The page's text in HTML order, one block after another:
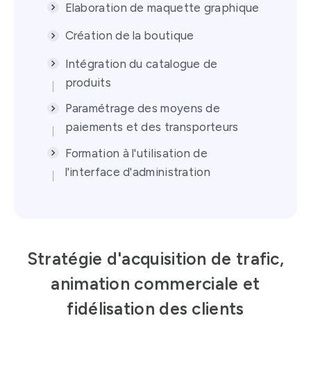
Elaboration de maquette graphique
Création de la boutique
Intégration du catalogue de
produits
Paramétrage des moyens de
paiements et des transporteurs
Formation à l'utilisation de
l'interface d'administration
Stratégie d'acquisition de trafic,
animation commerciale et
fidélisation des clients